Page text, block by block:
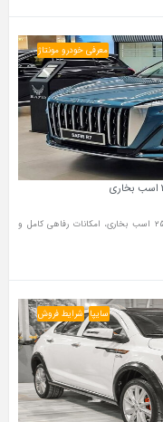
معرفی خودرو مونتاژ
سفیر R7 ایران خودرو یا هونگچی HS3، با موتور 2.0 توربو ۲۵۲ اسب بخاری، امکانات رفاهی کامل و
سایپا شرایط فروش